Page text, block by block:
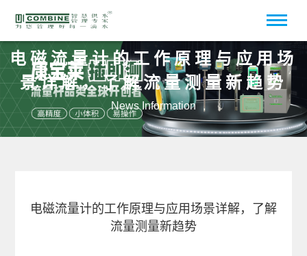
电磁流量计的工作原理与应用场
景详解，了解流量测量新趋势
News Information
电磁流量计的工作原理与应用场景详解，了解
流量测量新趋势